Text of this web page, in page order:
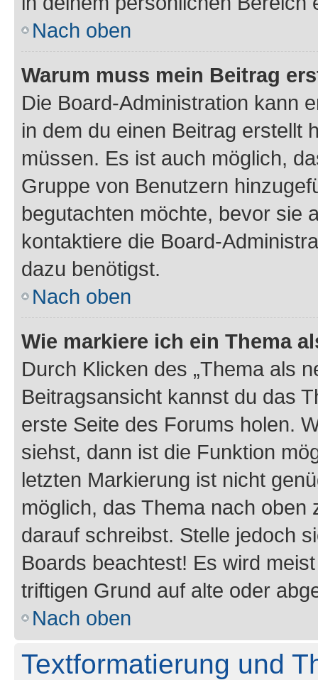
Nach oben
Warum muss mein Beitrag
Die Board-Administration kann
in dem du einen Beitrag erstellt
müssen. Es ist auch möglich,
Gruppe von Benutzern
begutachten möchte, bevor sie
kontaktiere die Board-
dazu benötigst.
Nach oben
Wie markiere ich ein Thema
Durch Klicken des „Thema als
Beitragsansicht kannst du das
erste Seite des Forums holen.
siehst, dann ist die Funktion
letzten Markierung ist nicht
möglich, das Thema nach oben
darauf schreibst. Stelle jedoch
Boards beachtest! Es wird
triftigen Grund auf alte oder
Nach oben
Textformatierung und